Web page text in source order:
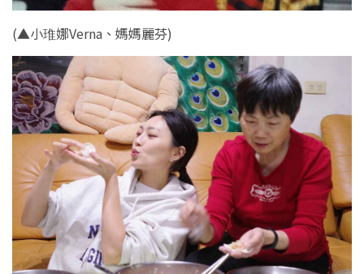
(▲小琟娜Verna、媽媽麗芬)